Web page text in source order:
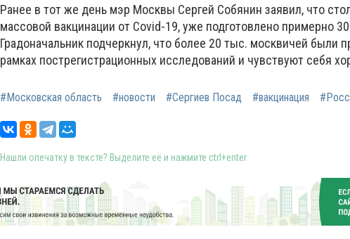
Ранее в тот же день мэр Москвы Сергей Собянин заявил, что
массовой вакцинации от Covid-19, уже подготовлено примерно
Градоначальник подчеркнул, что более 20 тыс. москвичей были
рамках пострегистрационных исследований и чувствуют себя
#Московская область #новости #Сергиев Посад #вакцинация
Нашли опечатку в тексте? Выделите её и нажмите ctrl+enter